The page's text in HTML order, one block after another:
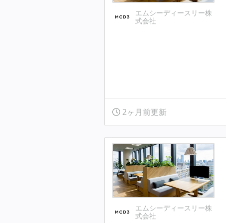
エムシーディースリー株
式会社
2ヶ月前更新
エムシーディースリー株
式会社